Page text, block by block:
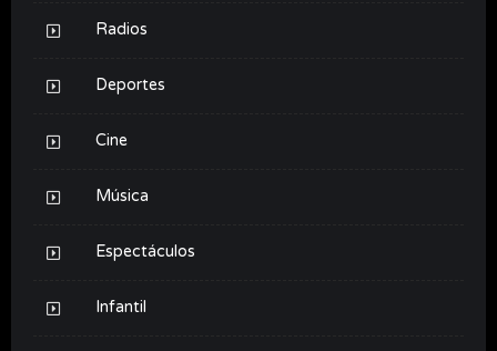
Radios
Deportes
Cine
Música
Espectáculos
Infantil